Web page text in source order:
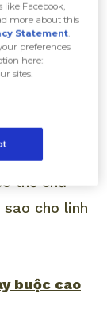
thưa buộc
thu hút
thanh lịch
trung. Tuỳ
thể chủ
cho linh
buộc cao
Facebook,
more about this
Statement.
preferences
here:
sites.